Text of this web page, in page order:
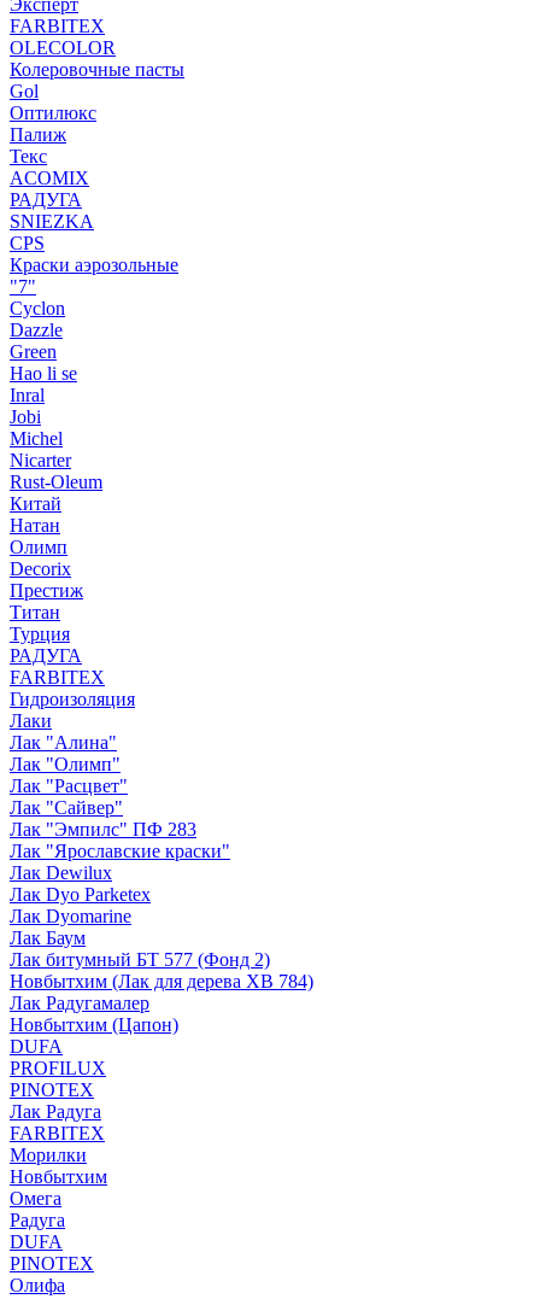
Эксперт
FARBITEX
OLECOLOR
Колеровочные пасты
Gol
Оптилюкс
Палиж
Текс
ACOMIX
РАДУГА
SNIEZKA
CPS
Краски аэрозольные
"7"
Cyclon
Dazzle
Green
Hao li se
Inral
Jobi
Michel
Nicarter
Rust-Oleum
Китай
Натан
Олимп
Decorix
Престиж
Титан
Турция
РАДУГА
FARBITEX
Гидроизоляция
Лаки
Лак "Алина"
Лак "Олимп"
Лак "Расцвет"
Лак "Сайвер"
Лак "Эмпилс" ПФ 283
Лак "Ярославские краски"
Лак Dewilux
Лак Dyo Parketex
Лак Dyomarine
Лак Баум
Лак битумный БТ 577 (Фонд 2)
Новбытхим (Лак для дерева ХВ 784)
Лак Радугамалер
Новбытхим (Цапон)
DUFA
PROFILUX
PINOTEX
Лак Радуга
FARBITEX
Морилки
Новбытхим
Омега
Радуга
DUFA
PINOTEX
Олифа